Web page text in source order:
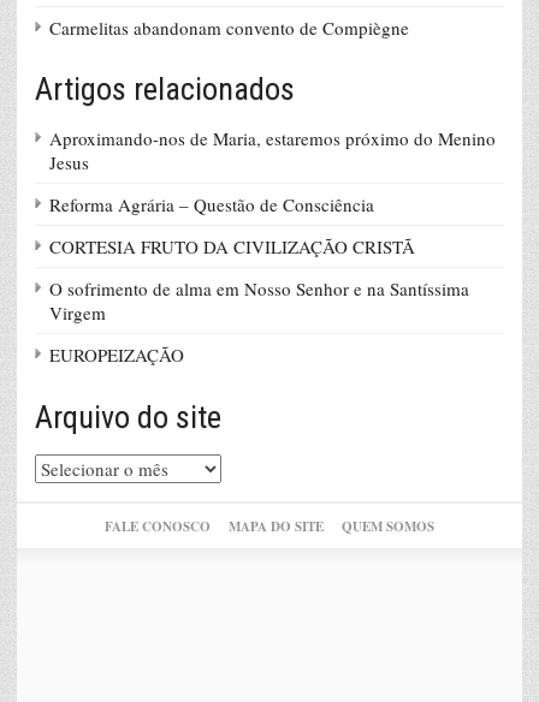
Carmelitas abandonam convento de Compiègne
Artigos relacionados
Aproximando-nos de Maria, estaremos próximo do Menino
Jesus
Reforma Agrária – Questão de Consciência
CORTESIA FRUTO DA CIVILIZAÇÃO CRISTÃ
O sofrimento de alma em Nosso Senhor e na Santíssima
Virgem
EUROPEIZAÇÃO
Arquivo do site
Arquivo
do
FALE CONOSCO MAPA DO SITE QUEM SOMOS